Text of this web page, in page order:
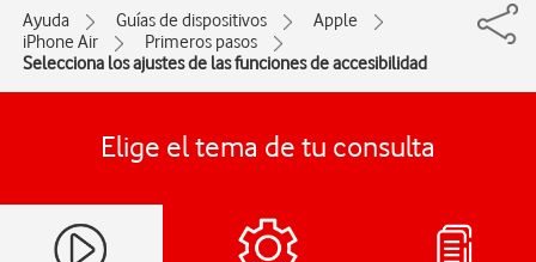
Ayuda Guías de dispositivos
Apple
iPhone Air
Primeros pasos
Selecciona los ajustes de las funciones de accesibilidad
Elige el tema de tu consulta